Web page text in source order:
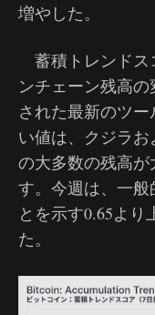
増やした。
蓄積トレンドス
ンチェーン残高
された最新のツ
い値は、クジラ
の大多数の残高
す。今週は、一般
とを示す0.65よ
た。